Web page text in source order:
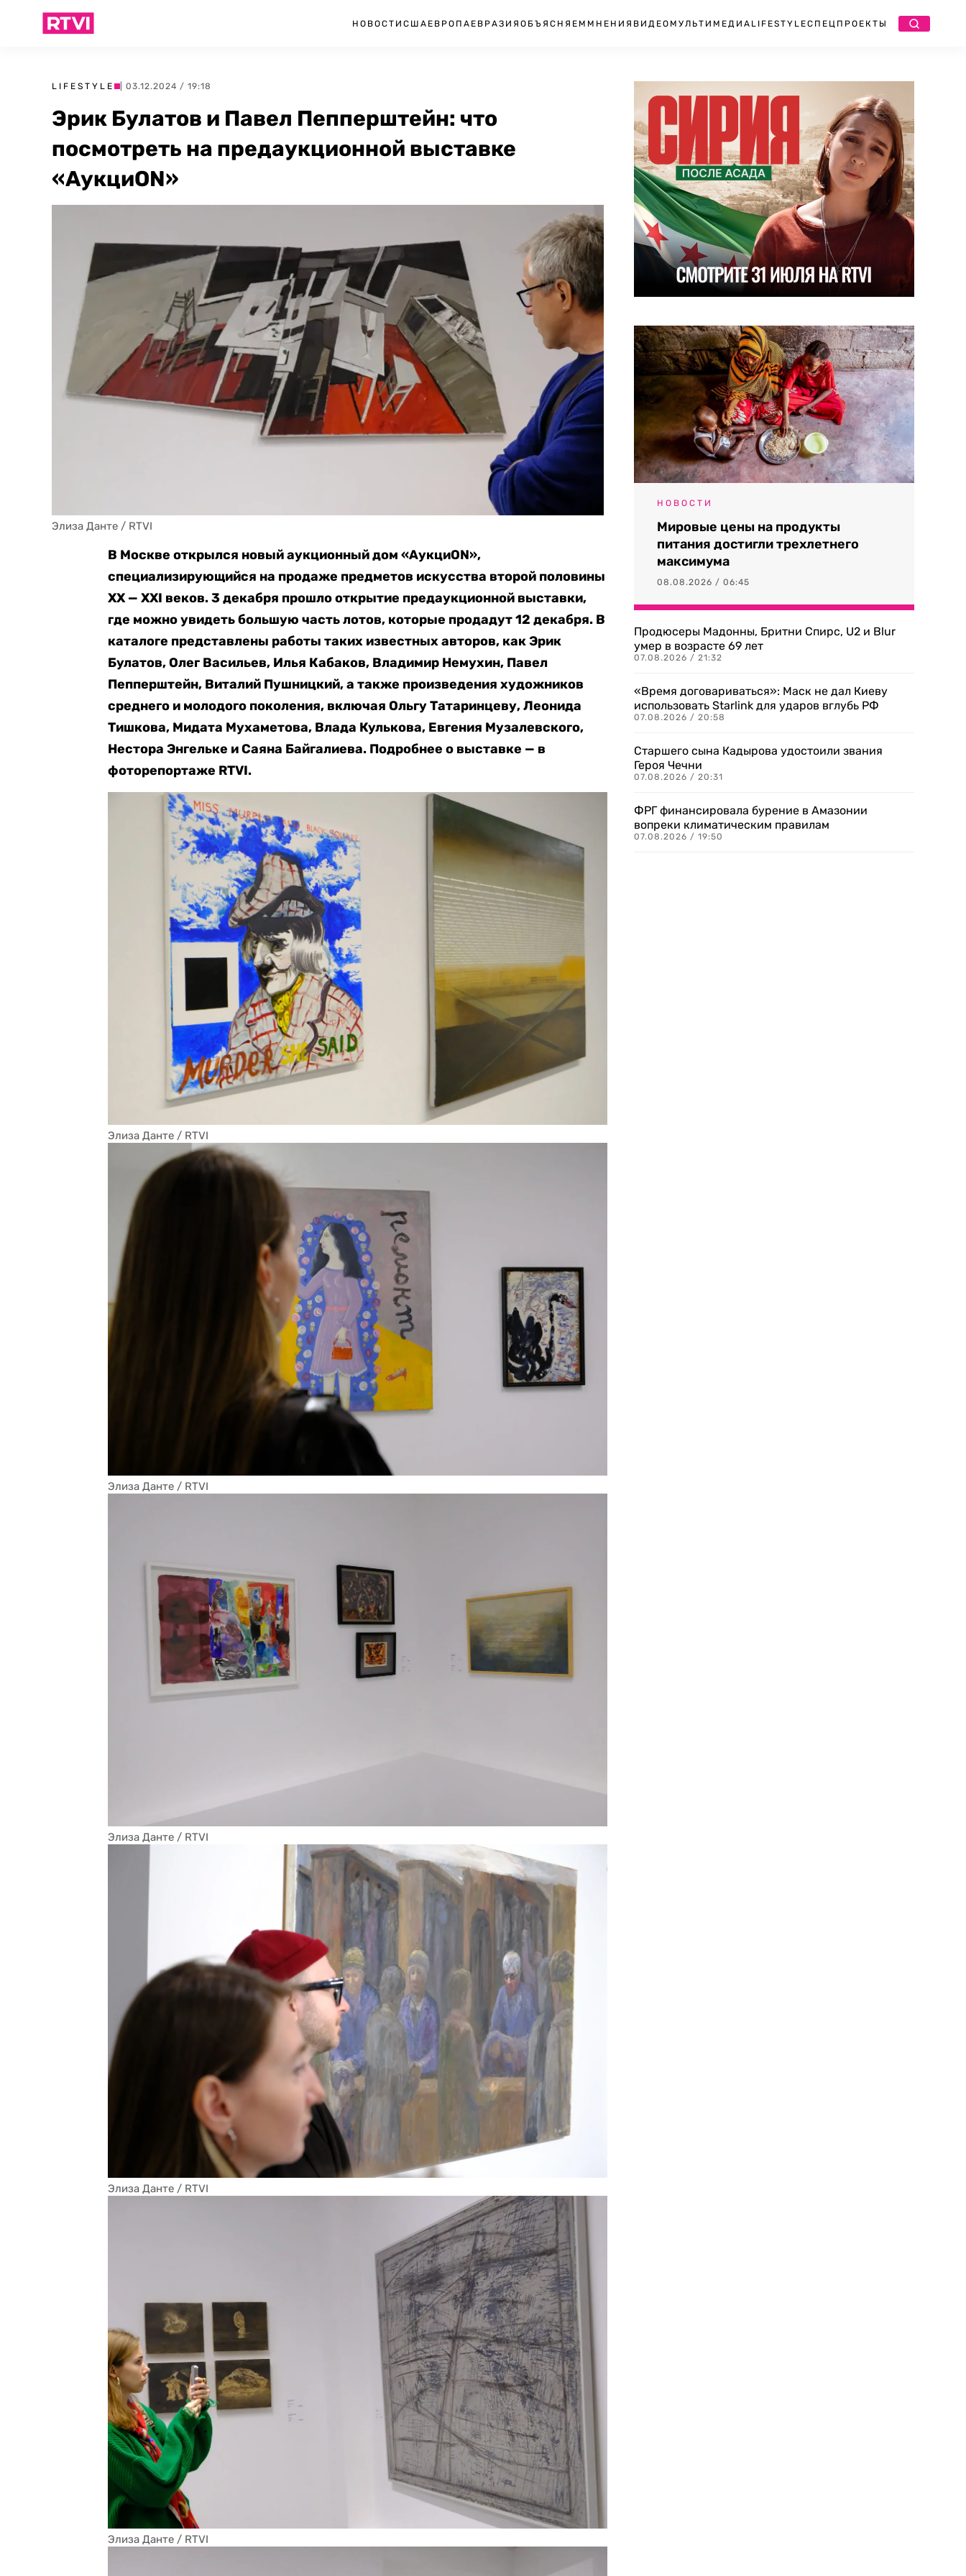
НОВОСТИ США ЕВРОПА ЕВРАЗИЯ ОБЪЯСНЯЕМ МНЕНИЯ ВИДЕО МУЛЬТИМЕДИА LIFESTYLEСПЕЦПРОЕКТЫ
LIFESTYLE | 03.12.2024 / 19:18
Эрик Булатов и Павел Пепперштейн: что
посмотреть на предаукционной выставке
«АукциON»
Элиза Данте / RTVI
В Москве открылся новый аукционный дом «АукциON»,
специализирующийся на продаже предметов искусства второй половины
XX — XXI веков. 3 декабря прошло открытие предаукционной выставки,
где можно увидеть большую часть лотов, которые продадут 12 декабря. В
каталоге представлены работы таких известных авторов, как Эрик
Булатов, Олег Васильев, Илья Кабаков, Владимир Немухин, Павел
Пепперштейн, Виталий Пушницкий, а также произведения художников
среднего и молодого поколения, включая Ольгу Татаринцеву, Леонида
Тишкова, Мидата Мухаметова, Влада Кулькова, Евгения Музалевского,
Нестора Энгельке и Саяна Байгалиева. Подробнее о выставке — в
фоторепортаже RTVI.
Элиза Данте / RTVI
Элиза Данте / RTVI
Элиза Данте / RTVI
Элиза Данте / RTVI
Элиза Данте / RTVI
НОВОСТИ
Мировые цены на продукты
питания достигли трехлетнего
максимума
08.08.2026 / 06:45
Продюсеры Мадонны, Бритни Спирс, U2 и Blur
умер в возрасте 69 лет
07.08.2026 / 21:32
«Время договариваться»: Маск не дал Киеву
использовать Starlink для ударов вглубь РФ
07.08.2026 / 20:58
Старшего сына Кадырова удостоили звания
Героя Чечни
07.08.2026 / 20:31
ФРГ финансировала бурение в Амазонии
вопреки климатическим правилам
07.08.2026 / 19:50